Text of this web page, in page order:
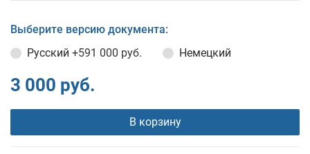
Выберите версию документа:
Русский +591 000 руб. Немецкий
3 000 руб.
В корзину